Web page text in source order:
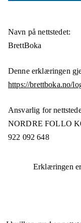
Navn på nettstedet:
BrettBoka
Denne erklæringen
https://brettboka.no/
Ansvarlig for
NORDRE FOLLO
922 092 648
Erklæringen